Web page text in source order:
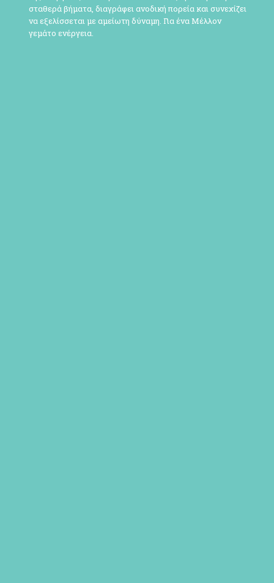
σταθερά βήματα, διαγράφει ανοδική πορεία και συνεχίζει
να εξελίσσεται με αμείωτη δύναμη. Για ένα Μέλλον
γεμάτο ενέργεια.